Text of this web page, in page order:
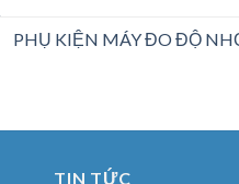
PHỤ KIỆN MÁY ĐO ĐỘ
TIN TỨC